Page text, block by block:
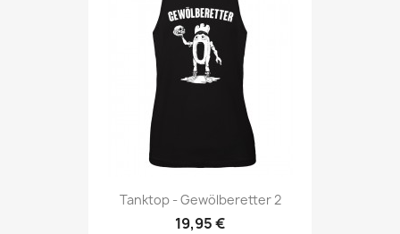
Tanktop - Gewölberetter 2
19,95 €